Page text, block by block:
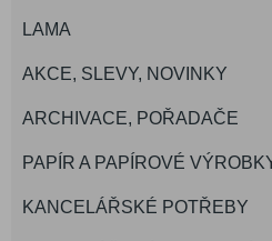
LAMA
AKCE, SLEVY, NOVINKY
ARCHIVACE, POŘADAČE
PAPÍR A PAPÍROVÉ
KANCELÁŘSKÉ POTŘEBY